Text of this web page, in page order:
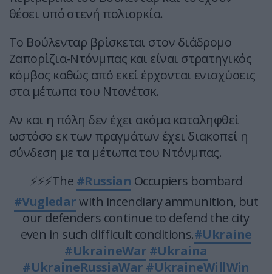
θέσει υπό στενή πολιορκία.
Το Βούλενταρ βρίσκεται στον διάδρομο
Ζαπορίζια-Ντόνμπας και είναι στρατηγικός
κόμβος καθώς από εκεί έρχονται ενισχύσεις
στα μέτωπα του Ντονέτσκ.
Αν και η πόλη δεν έχει ακόμα καταληφθεί
ωστόσο εκ των πραγμάτων έχει διακοπεί η
σύνδεση με τα μέτωπα του Ντόνμπας.
⚡⚡⚡The #Russian Occupiers bombard
#Vugledarwith incendiary ammunition, but
our defenders continue to defend the city
even in such difficult conditions.#Ukraine
#UkraineWar #Ukraina
#UkraineRussiaWar #UkraineWillWin